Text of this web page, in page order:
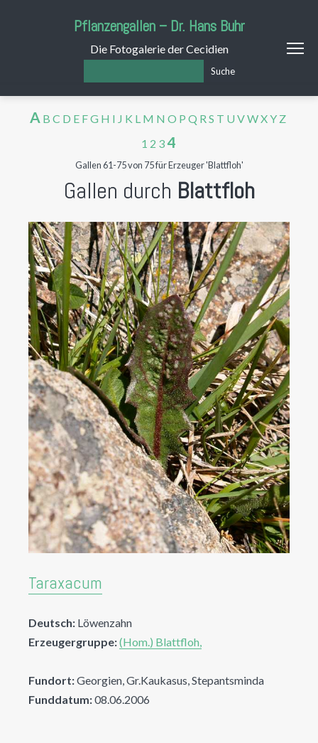
Pflanzengallen – Dr. Hans Buhr
Die Fotogalerie der Cecidien
Suche
A B C D E FG H I J K L M N O P Q R S T U VWXY Z
1 2 34
Gallen 61-75 von 75 für Erzeuger 'Blattfloh'
Gallen durch Blattfloh
Taraxacum
Deutsch: Löwenzahn
Erzeugergruppe:(Hom.) Blattfloh,
Fundort:Georgien, Gr.Kaukasus, Stepantsminda
Funddatum:08.06.2006